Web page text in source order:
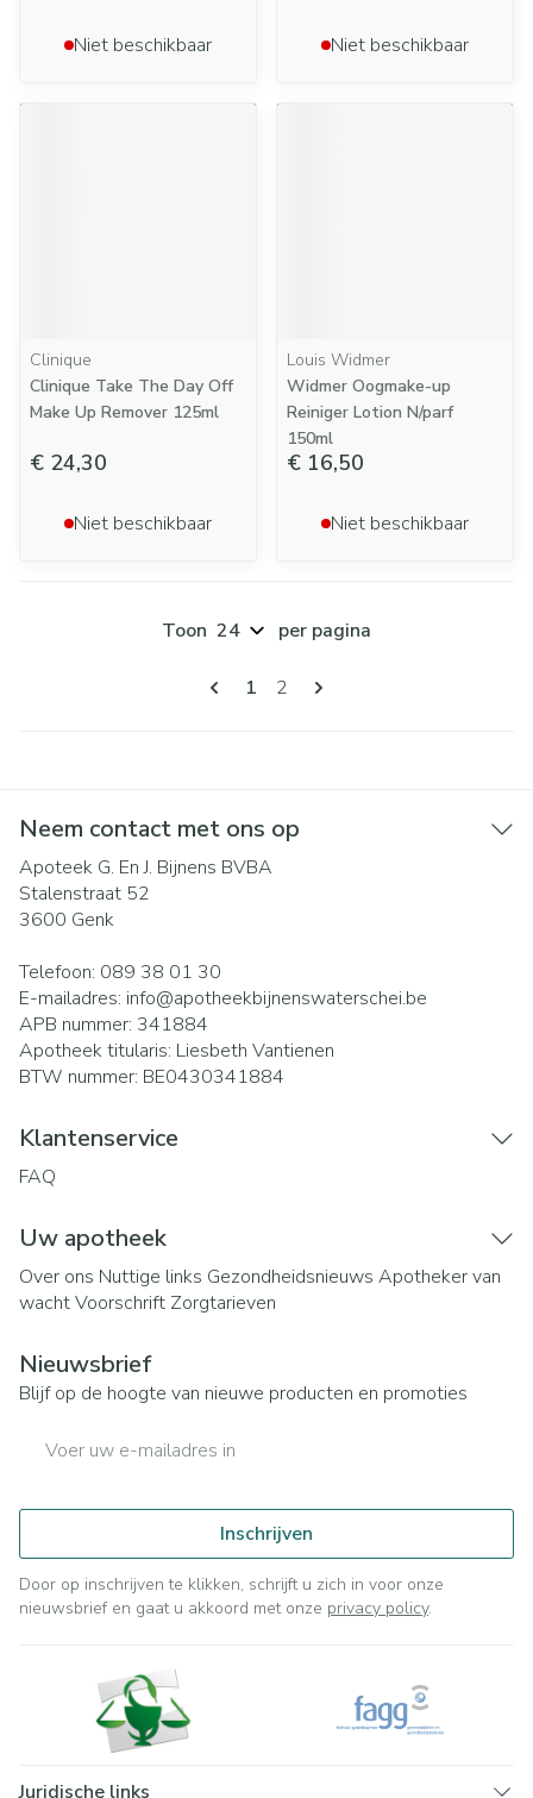
Niet beschikbaar Niet beschikbaar
Clinique
Clinique Take The Day Off
Make Up Remover 125ml
€ 24,30
Niet beschikbaar
Louis Widmer
Widmer Oogmake-up
Reiniger Lotion N/parf
150ml
€ 16,50
Niet beschikbaar
Pagina's
U lees momenteel pagina
1 Pagina
2
Toon per pagina
Neem contact met ons op
Apoteek G. En J. Bijnens BVBA
Stalenstraat 52
3600 Genk
Telefoon: 089 38 01 30
E-mailadres: info@apotheekbijnenswaterschei.be
APB nummer: 341884
Apotheek titularis: Liesbeth Vantienen
BTW nummer: BE0430341884
Klantenservice
FAQ
Uw apotheek
Over ons Nuttige links Gezondheidsnieuws Apotheker van
wachtVoorschrift Zorgtarieven
Nieuwsbrief
Blijf op de hoogte van nieuwe producten en promoties
Inschrijven
Door op inschrijven te klikken, schrijft u zich in voor onze
nieuwsbrief en gaat u akkoord met onze privacy policy.
Juridische links